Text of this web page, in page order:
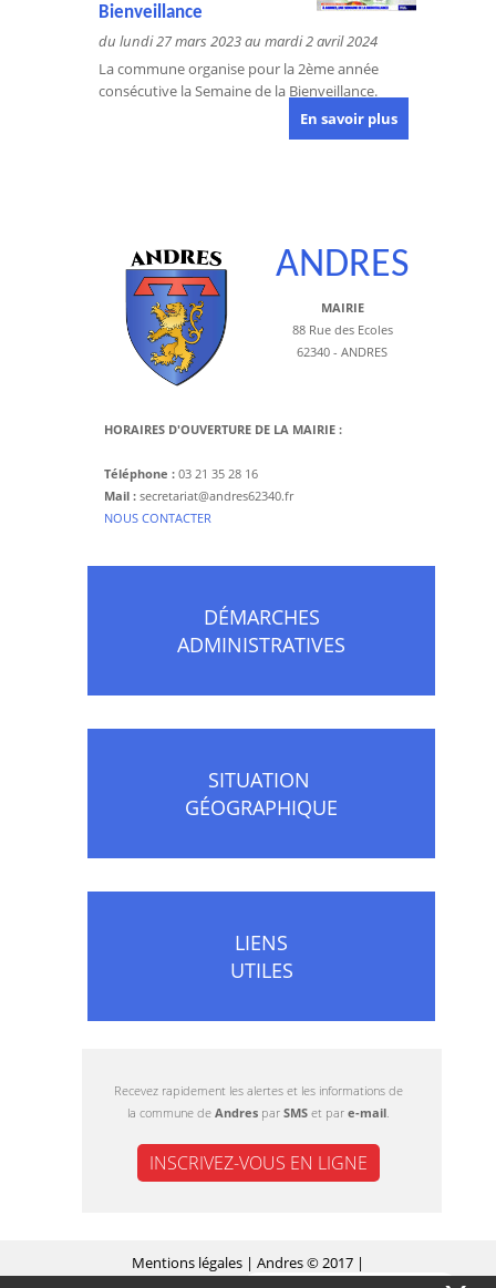
Bienveillance
du lundi 27 mars 2023 au mardi 2 avril 2024
La commune organise pour la 2ème année
consécutive la Semaine de la Bienveillance.
En savoir plus
ANDRES
MAIRIE
88 Rue des Ecoles
62340 - ANDRES
HORAIRES D'OUVERTURE DE LA MAIRIE :
Téléphone : 03 21 35 28 16
Mail : secretariat@andres62340.fr
​NOUS CONTACTER
DÉMARCHES
ADMINISTRATIVES
SITUATION
GÉOGRAPHIQUE
LIENS
UTILES
Recevez rapidement les alertes et les informations de
la commune de Andres par SMS et par e-mail.
INSCRIVEZ-VOUS EN LIGNE
Mentions légales | Andres © 2017 |